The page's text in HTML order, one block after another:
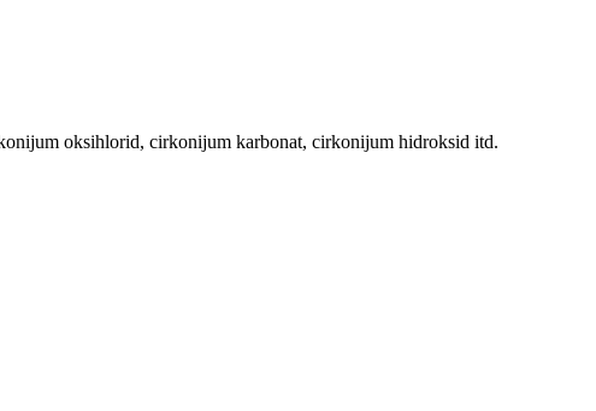
oksihlorid, cirkonijum karbonat, cirkonijum hidroksid itd.